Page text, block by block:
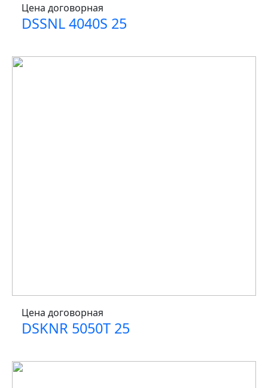
Цена договорная
DSSNL 4040S 25
Цена договорная
DSKNR 5050T 25